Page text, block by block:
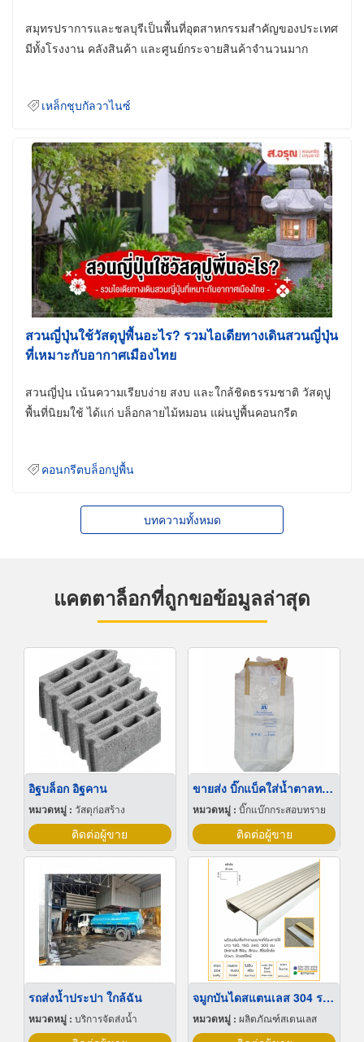
สมุทรปราการและชลบุรีเป็นพื้นที่อุตสาหกรรมสำคัญของประเทศ
มีทั้งโรงงาน คลังสินค้า และศูนย์กระจายสินค้าจำนวนมาก
เหล็กชุบกัลวาไนซ์
สวนญี่ปุ่นใช้วัสดุปูพื้นอะไร? รวมไอเดียทางเดินสวนญี่ปุ่น
ที่เหมาะกับอากาศเมืองไทย
สวนญี่ปุ่น เน้นความเรียบง่าย สงบ และใกล้ชิดธรรมชาติ วัสดุปู
พื้นที่นิยมใช้ ได้แก่ บล็อกลายไม้หมอน แผ่นปูพื้นคอนกรีต
คอนกรีตบล็อกปูพื้น
บทความทั้งหมด
แคตตาล็อกที่ถูกขอข้อมูลล่าสุด
อิฐบล็อก อิฐคาน
หมวดหมู่ : วัสดุก่อสร้าง
ติดต่อผู้ขาย
ขายส่ง บิ๊กแบ็คใส่น้ำตาลทราย สมุทรปราการ
หมวดหมู่ : บิ๊กแบ๊กกระสอบทราย
ติดต่อผู้ขาย
รถส่งน้ำประปา ใกล้ฉัน
หมวดหมู่ : บริการจัดส่งน้ำ
จมูกบันไดสแตนเลส 304 ราคาโรงงาน
หมวดหมู่ : ผลิตภัณฑ์สเตนเลส